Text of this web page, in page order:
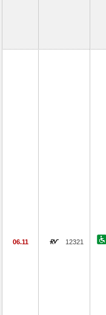
06.11 12321